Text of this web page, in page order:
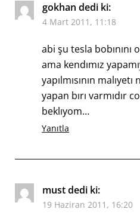
gokhan dedi ki:
4 Mart 2011, 11:18
abi şu tesla bobınını
ama kendımız
yapılmısının
yapan bırı varmıdır
beklıyom…
Yanıtla
mustdedi ki:
19 Haziran 2011, 16:20